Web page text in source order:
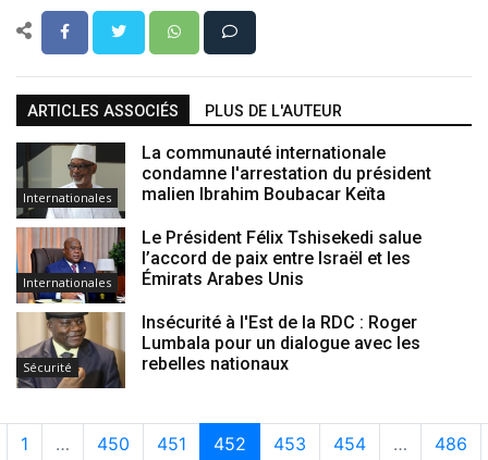
ARTICLES ASSOCIÉS PLUS DE L'AUTEUR
Internationales
La communauté internationale
condamne l'arrestation du président
malien Ibrahim Boubacar Keïta
Internationales
Le Président Félix Tshisekedi salue
l’accord de paix entre Israël et les
Émirats Arabes Unis
Sécurité
Insécurité à l'Est de la RDC : Roger
Lumbala pour un dialogue avec les
rebelles nationaux
1 … 450 451 452 453 454 … 486